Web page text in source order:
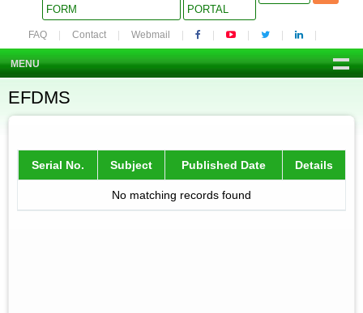
FORM
PORTAL
FAQ Contact Webmail
MENU
EFDMS
Serial No. Subject Published Date Details
No matching records found